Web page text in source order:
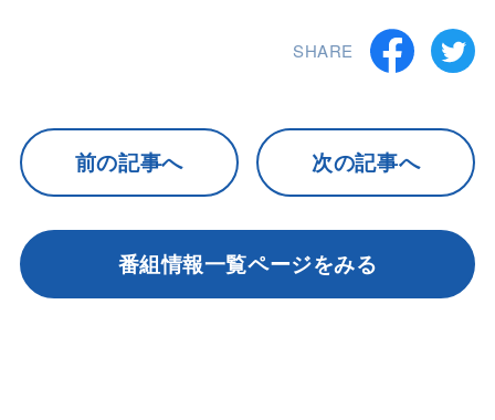
SHARE
前の記事へ 次の記事へ
番組情報一覧ページをみる